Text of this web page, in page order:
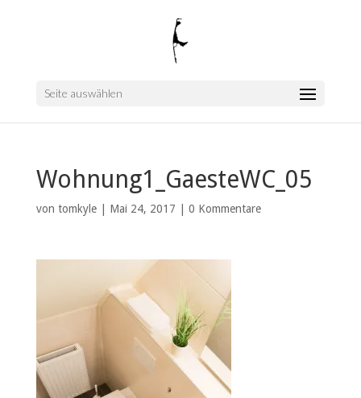
Seite auswählen
Wohnung1_GaesteWC_05
von tomkyle| Mai 24, 2017 0 Kommentare